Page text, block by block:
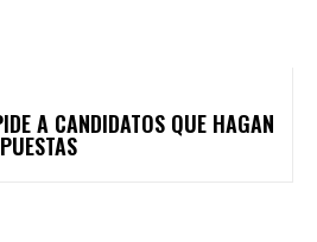
A CANDIDATOS QUE HAGAN